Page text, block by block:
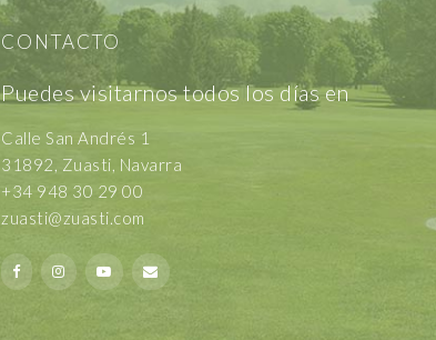
CONTACTO
Puedes visitarnos todos los días en
Calle San Andrés 1
31892, Zuasti, Navarra
+34 948 30 29 00
zuasti@zuasti.com